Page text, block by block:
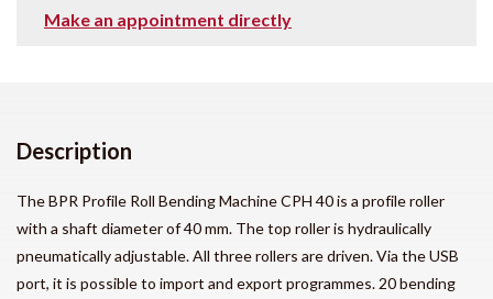
Make an appointment directly
Description
The BPR Profile Roll Bending Machine CPH 40 is a profile roller
with a shaft diameter of 40 mm. The top roller is hydraulically
pneumatically adjustable. All three rollers are driven. Via the USB
port, it is possible to import and export programmes. 20 bending